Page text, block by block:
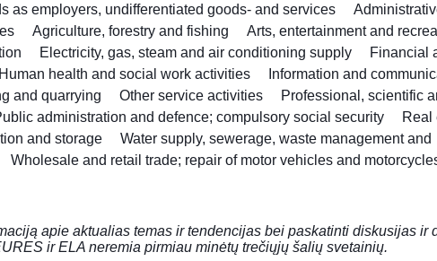
as employers, undifferentiated goods- and services
Agriculture, forestry and fishing
Arts, entertainment and
Electricity, gas, steam and air conditioning supply
Financial
Human health and social work activities
Information and
and quarrying Other service activities
Professional, scientific
administration and defence; compulsory social security
Real
and storage
Water supply, sewerage, waste management and
Wholesale and retail trade; repair of motor vehicles and
apie aktualias temas ir tendencijas bei paskatinti diskusijas
ir ELA neremia pirmiau minėtų trečiųjų šalių svetainių.